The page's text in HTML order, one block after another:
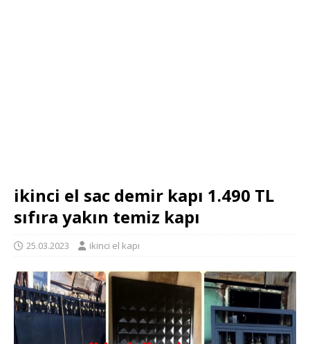
ikinci el sac demir kapı 1.490 TL
sıfıra yakın temiz kapı
25.03.2023 ikinci el kapı